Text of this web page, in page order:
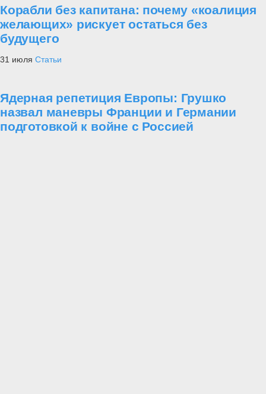
Корабли без капитана: почему «коалиция
желающих» рискует остаться без
будущего
31 июля Статьи
Ядерная репетиция Европы: Грушко
назвал маневры Франции и Германии
подготовкой к войне с Россией